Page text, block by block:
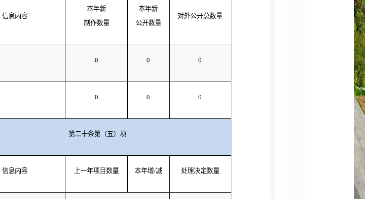
信息内容
本年新
制作数量
本年新
公开数量
对外公开总数量
0 0 0
0 0 0
第二十条第（五）项
信息内容 上一年项目数量 本年增/减 处理决定数量